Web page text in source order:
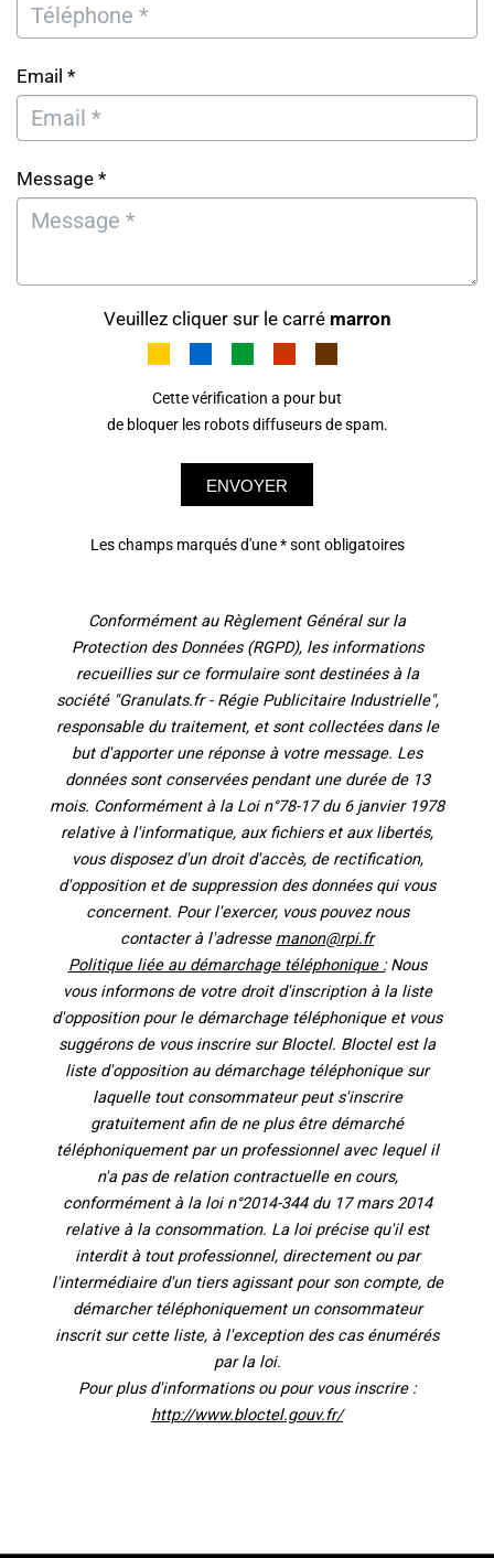
Email *
Message *
Veuillez cliquer sur le carré marron
Cette vérification a pour but
de bloquer les robots diffuseurs de spam.
ENVOYER
Les champs marqués d'une * sont obligatoires
Conformément au Règlement Général sur la
Protection des Données (RGPD), les informations
recueillies sur ce formulaire sont destinées à la
société "Granulats.fr - Régie Publicitaire Industrielle",
responsable du traitement, et sont collectées dans le
but d'apporter une réponse à votre message. Les
données sont conservées pendant une durée de 13
mois. Conformément à la Loi n°78-17 du 6 janvier 1978
relative à l'informatique, aux fichiers et aux libertés,
vous disposez d'un droit d'accès, de rectification,
d'opposition et de suppression des données qui vous
concernent. Pour l'exercer, vous pouvez nous
contacter à l'adresse manon@rpi.fr
Politique liée au démarchage téléphonique :Nous
vous informons de votre droit d'inscription à la liste
d'opposition pour le démarchage téléphonique et vous
suggérons de vous inscrire sur Bloctel. Bloctel est la
liste d'opposition au démarchage téléphonique sur
laquelle tout consommateur peut s'inscrire
gratuitement afin de ne plus être démarché
téléphoniquement par un professionnel avec lequel il
n'a pas de relation contractuelle en cours,
conformément à la loi n°2014-344 du 17 mars 2014
relative à la consommation. La loi précise qu'il est
interdit à tout professionnel, directement ou par
l'intermédiaire d'un tiers agissant pour son compte, de
démarcher téléphoniquement un consommateur
inscrit sur cette liste, à l'exception des cas énumérés
par la loi.
Pour plus d'informations ou pour vous inscrire :
http://www.bloctel.gouv.fr/